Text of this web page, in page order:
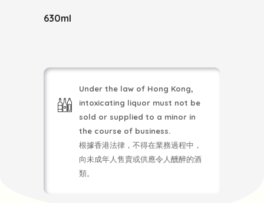
630ml
Under the law of Hong Kong,
intoxicating liquor must not be
sold or supplied to a minor in
the course of business.
根據香港法律，不得在業務過程中，
向未成年人售賣或供應令人醺醉的酒
類。